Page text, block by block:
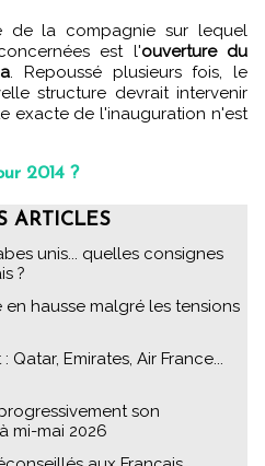
de la compagnie sur lequel
est l'ouverture du
. Repoussé plusieurs fois, le
structure devrait intervenir
exacte de l'inauguration n'est
2014 ?
ARTICLES
unis... quelles consignes
?
hausse malgré les tensions
Emirates, Air France...
son
mi-mai 2026